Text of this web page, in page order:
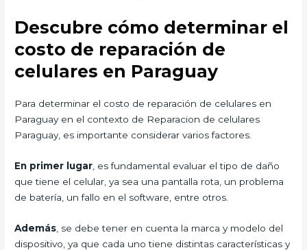
Descubre cómo determinar el
costo de reparación de
celulares en Paraguay
Para determinar el costo de reparación de celulares en
Paraguay en el contexto de Reparacion de celulares
Paraguay, es importante considerar varios factores.
En primer lugar , es fundamental evaluar el tipo de daño
que tiene el celular, ya sea una pantalla rota, un problema
de batería, un fallo en el software, entre otros.
Además , se debe tener en cuenta la marca y modelo del
dispositivo, ya que cada uno tiene distintas características y